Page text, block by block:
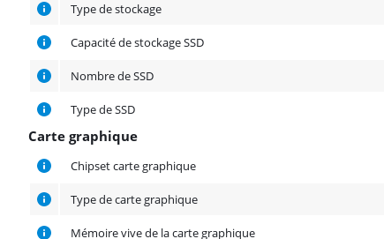
Type de stockage
Capacité de stockage SSD
Nombre de SSD
Type de SSD
Carte graphique
Carte graphique
Chipset carte graphique
Type de carte graphique
Mémoire vive de la carte graphique